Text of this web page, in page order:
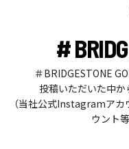
#
＃BRIDGESTONE
投稿いただいた中か
（当社公式Instagramア
ウント